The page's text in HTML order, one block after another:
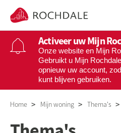
Naar hoofdinhoud
Naar hoofdnavigatiemenu
Naar zoeken
Naar de homepage
Activeer uw Mijn
Onze website en Mijn
Gebruikt u Mijn
opnieuw uw account,
kunt blijven gebruiken.
Home Mijn woning Thema's